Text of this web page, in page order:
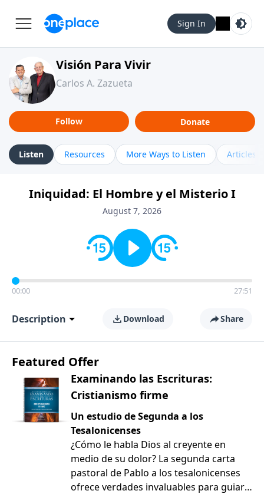
Sign In
Visión Para Vivir
Carlos A. Zazueta
Follow Donate
Listen Resources More Ways to Listen Articles
Iniquidad: El Hombre y el Misterio I
August 7, 2026
00:00 27:51
Description Download Share
Featured Offer
Examinando las Escrituras:
Cristianismo firme
Un estudio de Segunda a los
Tesalonicenses
¿Cómo le habla Dios al creyente en
medio de su dolor? La segunda carta
pastoral de Pablo a los tesalonicenses
ofrece verdades invaluables para guiar a